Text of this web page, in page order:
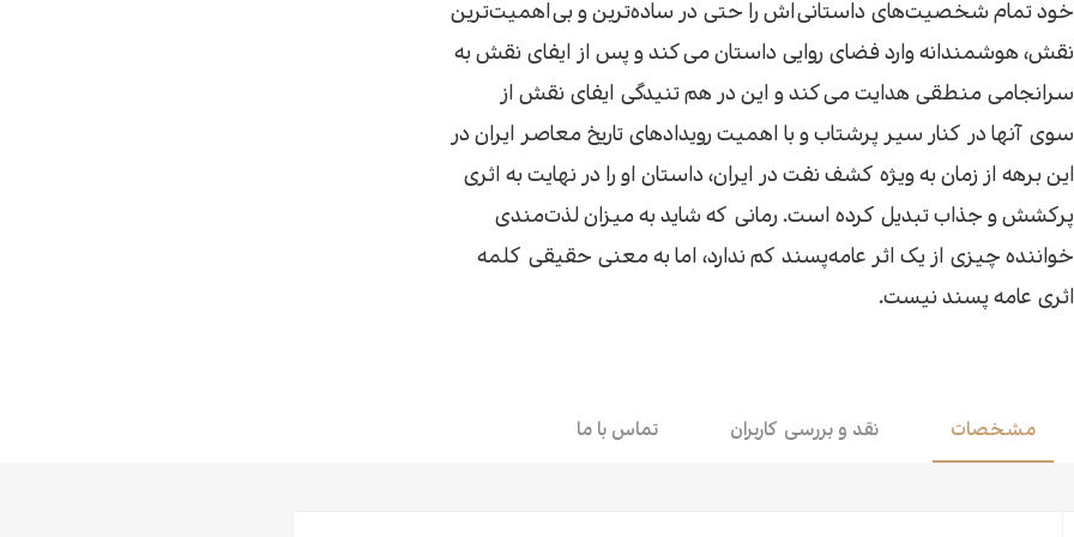
اقتصاد هنر
کودک و نوجوان موسیقی
خود تمام شخصیت‌های داستانی‌اش را حتی در ساده‌ترین و بی‌اهمیت‌ترین
نقش، هوشمندانه وارد فضای روایی داستان می‌کند و پس از ایفای نقش به
سرانجامی منطقی هدایت می‌کند و این در هم تنیدگی ایفای نقش از
سوی آنها در کنار سیر پرشتاب و با اهمیت رویدادهای تاریخ معاصر ایران در
این برهه از زمان به ویژه کشف نفت در ایران، داستان او را در نهایت به اثری
پرکشش و جذاب تبدیل کرده است. رمانی که شاید به میزان لذت‌مندی
خواننده چیزی از یک اثر عامه‌پسند کم ندارد، اما به معنی حقیقی کلمه
اثری عامه پسند نیست.
مشخصات نقد و بررسی کاربران تماس با ما